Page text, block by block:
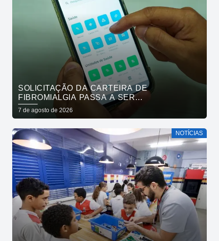
SOLICITAÇÃO DA CARTEIRA DE
FIBROMIALGIA PASSA A SER
EXCLUSIVAMENTE PELO APLICATIVO JOÃO
PESSOA NA PALMA DA MÃO
7 de agosto de 2026
NOTÍCIAS